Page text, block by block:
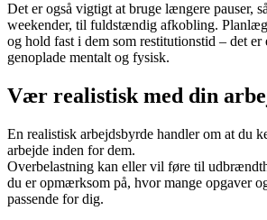
Det er også vigtigt at bruge længere pauser,
weekender, til fuldstændig afkobling.
og hold fast i dem som restitutionstid – det er
genoplade mentalt og fysisk.
Vær realistisk med din
En realistisk arbejdsbyrde handler om at du
arbejde inden for dem.
Overbelastning kan eller vil føre til
du er opmærksom på, hvor mange opgaver
passende for dig.